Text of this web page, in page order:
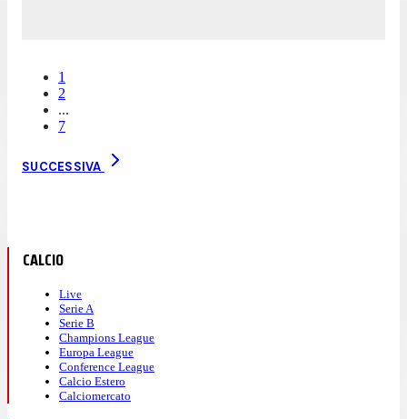
1
2
...
7
SUCCESSIVA
CALCIO
Live
Serie A
Serie B
Champions League
Europa League
Conference League
Calcio Estero
Calciomercato